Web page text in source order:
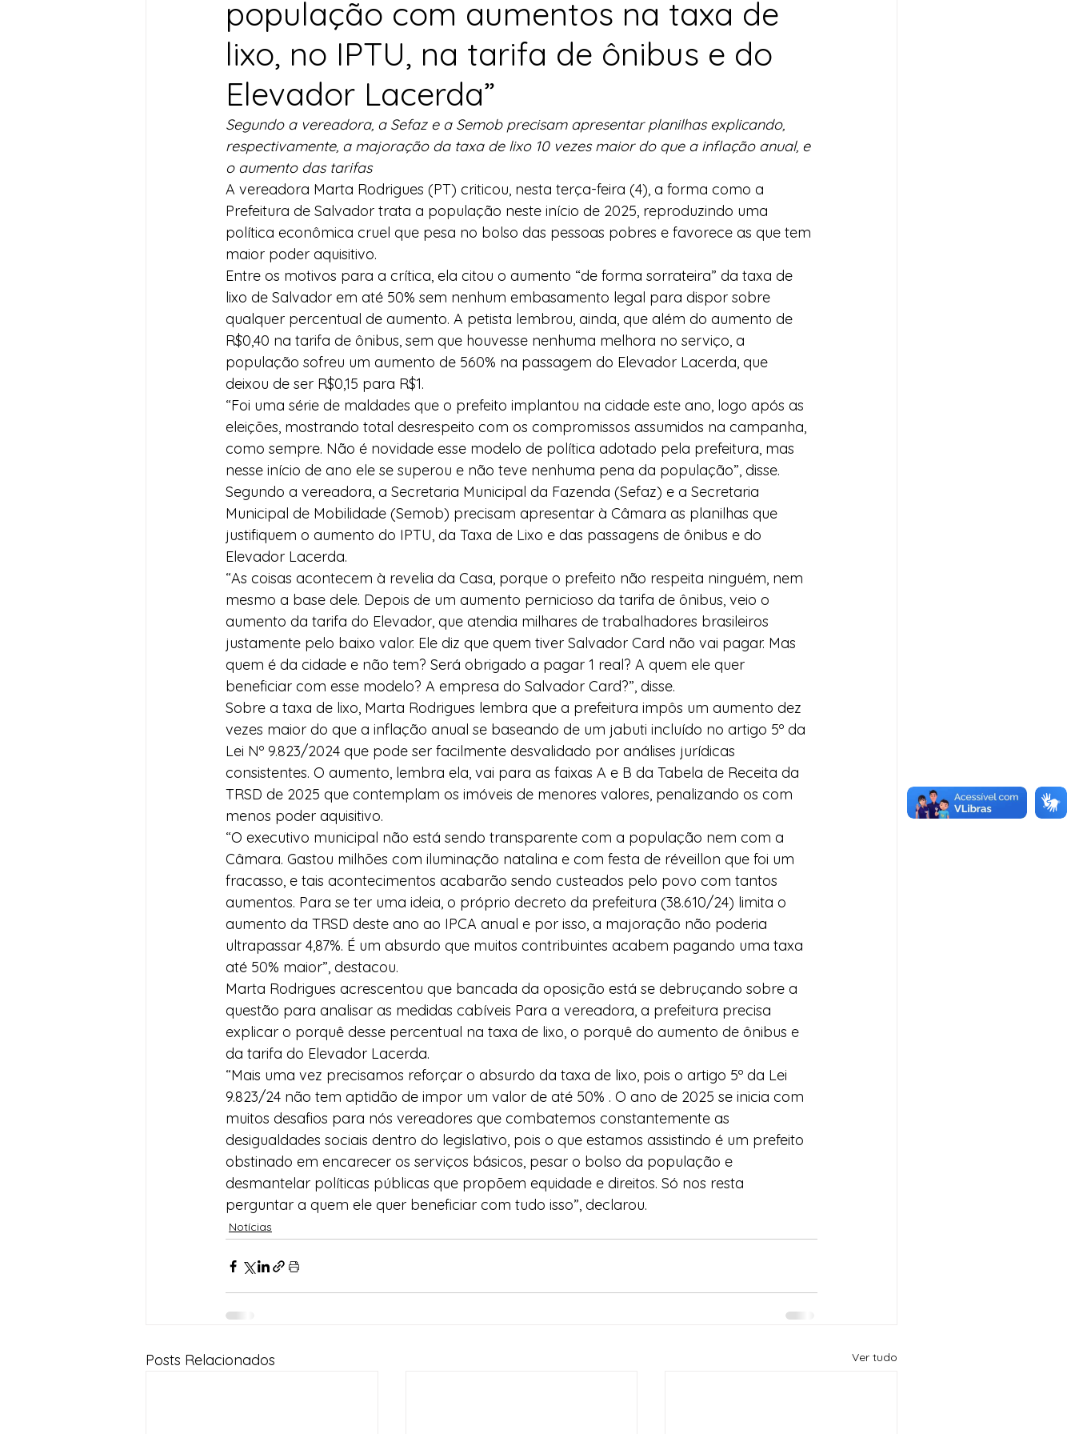
Desenvolvimento Territorial Indicação Água Agricultura Familiar
Imprensa Assistência Social Agricultura Familiar
Nota de Pesar Segurança Alimentar Esporte
Juventude Datas Comemorativas
população com aumentos na taxa de
lixo, no IPTU, na tarifa de ônibus e do
Elevador Lacerda”
Segundo a vereadora, a Sefaz e a Semob precisam apresentar planilhas explicando,
respectivamente, a majoração da taxa de lixo 10 vezes maior do que a inflação anual, e
o aumento das tarifas
A vereadora Marta Rodrigues (PT) criticou, nesta terça-feira (4), a forma como a
Prefeitura de Salvador trata a população neste início de 2025, reproduzindo uma
política econômica cruel que pesa no bolso das pessoas pobres e favorece as que tem
maior poder aquisitivo.
Entre os motivos para a crítica, ela citou o aumento “de forma sorrateira” da taxa de
lixo de Salvador em até 50% sem nenhum embasamento legal para dispor sobre
qualquer percentual de aumento. A petista lembrou, ainda, que além do aumento de
R$0,40 na tarifa de ônibus, sem que houvesse nenhuma melhora no serviço, a
população sofreu um aumento de 560% na passagem do Elevador Lacerda, que
deixou de ser R$0,15 para R$1.
“Foi uma série de maldades que o prefeito implantou na cidade este ano, logo após as
eleições, mostrando total desrespeito com os compromissos assumidos na campanha,
como sempre. Não é novidade esse modelo de política adotado pela prefeitura, mas
nesse início de ano ele se superou e não teve nenhuma pena da população”, disse.
Segundo a vereadora, a Secretaria Municipal da Fazenda (Sefaz) e a Secretaria
Municipal de Mobilidade (Semob) precisam apresentar à Câmara as planilhas que
justifiquem o aumento do IPTU, da Taxa de Lixo e das passagens de ônibus e do
Elevador Lacerda.
“As coisas acontecem à revelia da Casa, porque o prefeito não respeita ninguém, nem
mesmo a base dele. Depois de um aumento pernicioso da tarifa de ônibus, veio o
aumento da tarifa do Elevador, que atendia milhares de trabalhadores brasileiros
justamente pelo baixo valor. Ele diz que quem tiver Salvador Card não vai pagar. Mas
quem é da cidade e não tem? Será obrigado a pagar 1 real? A quem ele quer
beneficiar com esse modelo? A empresa do Salvador Card?”, disse.
Sobre a taxa de lixo, Marta Rodrigues lembra que a prefeitura impôs um aumento dez
vezes maior do que a inflação anual se baseando de um jabuti incluído no artigo 5º da
Lei Nº 9.823/2024 que pode ser facilmente desvalidado por análises jurídicas
consistentes. O aumento, lembra ela, vai para as faixas A e B da Tabela de Receita da
TRSD de 2025 que contemplam os imóveis de menores valores, penalizando os com
menos poder aquisitivo.
“O executivo municipal não está sendo transparente com a população nem com a
Câmara. Gastou milhões com iluminação natalina e com festa de réveillon que foi um
fracasso, e tais acontecimentos acabarão sendo custeados pelo povo com tantos
aumentos. Para se ter uma ideia, o próprio decreto da prefeitura (38.610/24) limita o
aumento da TRSD deste ano ao IPCA anual e por isso, a majoração não poderia
ultrapassar 4,87%. É um absurdo que muitos contribuintes acabem pagando uma taxa
até 50% maior”, destacou.
Marta Rodrigues acrescentou que bancada da oposição está se debruçando sobre a
questão para analisar as medidas cabíveis Para a vereadora, a prefeitura precisa
explicar o porquê desse percentual na taxa de lixo, o porquê do aumento de ônibus e
da tarifa do Elevador Lacerda.
“Mais uma vez precisamos reforçar o absurdo da taxa de lixo, pois o artigo 5º da Lei
9.823/24 não tem aptidão de impor um valor de até 50% . O ano de 2025 se inicia com
muitos desafios para nós vereadores que combatemos constantemente as
desigualdades sociais dentro do legislativo, pois o que estamos assistindo é um prefeito
obstinado em encarecer os serviços básicos, pesar o bolso da população e
desmantelar políticas públicas que propõem equidade e direitos. Só nos resta
perguntar a quem ele quer beneficiar com tudo isso”, declarou.
Notícias
Posts Relacionados Ver tudo